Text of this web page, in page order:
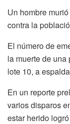
Un hombre
contra la
El número de
la muerte de
lote 10, a
En un reporte
varios disparos
estar herido